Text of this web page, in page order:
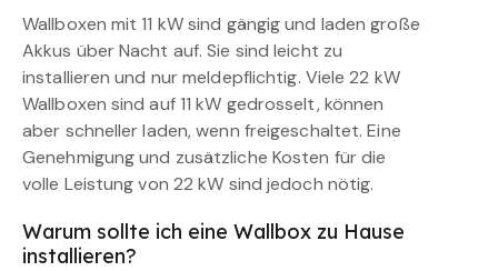
Wallboxen mit 11 kW sind gängig und laden große
Akkus über Nacht auf. Sie sind leicht zu
installieren und nur meldepflichtig. Viele 22 kW
Wallboxen sind auf 11 kW gedrosselt, können
aber schneller laden, wenn freigeschaltet. Eine
Genehmigung und zusätzliche Kosten für die
volle Leistung von 22 kW sind jedoch nötig.
Warum sollte ich eine Wallbox zu Hause
installieren?